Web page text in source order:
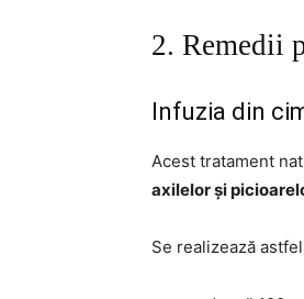
2. Remedii
Infuzia din
Acest tratament
axilelor și
Se realizează